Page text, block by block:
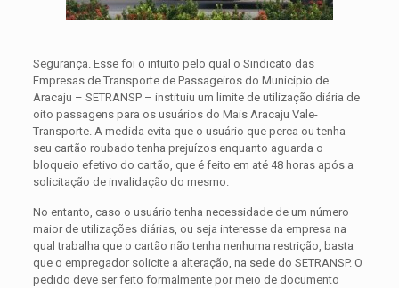
Segurança. Esse foi o intuito pelo qual o Sindicato das
Empresas de Transporte de Passageiros do Município de
Aracaju – SETRANSP – instituiu um limite de utilização diária de
oito passagens para os usuários do Mais Aracaju Vale-
Transporte. A medida evita que o usuário que perca ou tenha
seu cartão roubado tenha prejuízos enquanto aguarda o
bloqueio efetivo do cartão, que é feito em até 48 horas após a
solicitação de invalidação do mesmo.
No entanto, caso o usuário tenha necessidade de um número
maior de utilizações diárias, ou seja interesse da empresa na
qual trabalha que o cartão não tenha nenhuma restrição, basta
que o empregador solicite a alteração, na sede do SETRANSP. O
pedido deve ser feito formalmente por meio de documento